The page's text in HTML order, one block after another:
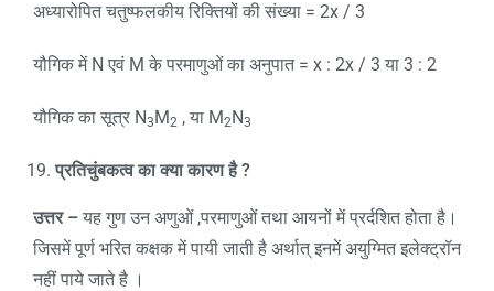
अध्यारोपित चतुष्फलकीय रिक्तियों की संख्या = 2x / 3
यौगिक में N एवं M के परमाणुओं का अनुपात = x : 2x / 3 या 3 : 2
यौगिक का सूत्र N3M2 , या M2N3
प्रतिचुंबकत्व का क्या कारण है?
उत्तर – यह गुण उन अणुओं ,परमाणुओं तथा आयनों में प्रर्दशित होता है।
जिसमें पूर्ण भरित कक्षक में पायी जाती है अर्थात् इनमें अयुग्मित इलेक्ट्रॉन
नहीं पाये जाते है ।